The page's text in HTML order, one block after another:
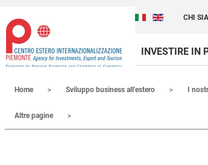
Italiano (Italia)
English
CHI
INVESTIRE IN
Home Sviluppo business all'estero I
Altre pagine